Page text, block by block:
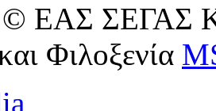
ΕΑΣ ΣΕΓΑΣ
Φιλοξενία